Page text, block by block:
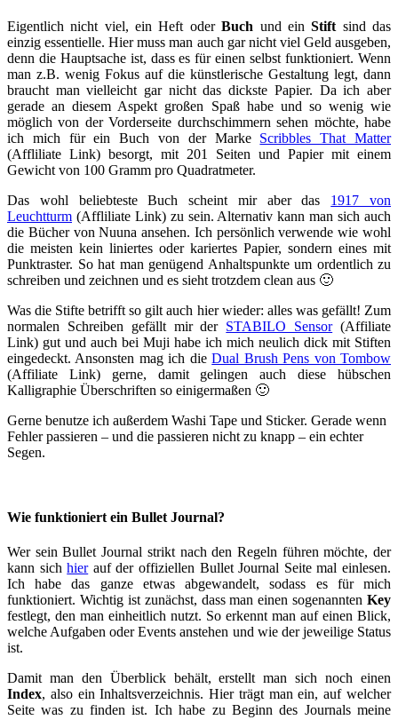
Eigentlich nicht viel, ein Heft oderBuch und einStift sind das
einzig essentielle. Hier muss man auch gar nicht viel Geld ausgeben,
denn die Hauptsache ist, dass es für einen selbst funktioniert. Wenn
man z.B. wenig Fokus auf die künstlerische Gestaltung legt, dann
braucht man vielleicht gar nicht das dickste Papier. Da ich aber
gerade an diesem Aspekt großen Spaß habe und so wenig wie
möglich von der Vorderseite durchschimmern sehen möchte, habe
ich mich für ein Buch von der Marke Scribbles That Matter
(Affliliate Link) besorgt, mit 201 Seiten und Papier mit einem
Gewicht von 100 Gramm pro Quadratmeter.
Das wohl beliebteste Buch scheint mir aber das 1917 von
Leuchtturm (Affliliate Link) zu sein. Alternativ kann man sich auch
die Bücher von Nuuna ansehen. Ich persönlich verwende wie wohl
die meisten kein liniertes oder kariertes Papier, sondern eines mit
Punktraster. So hat man genügend Anhaltspunkte um ordentlich zu
schreiben und zeichnen und es sieht trotzdem clean aus 🙂
Was die Stifte betrifft so gilt auch hier wieder: alles was gefällt! Zum
normalen Schreiben gefällt mir der STABILO Sensor(Affiliate
Link) gut und auch bei Muji habe ich mich neulich dick mit Stiften
eingedeckt. Ansonsten mag ich dieDual Brush Pens von Tombow
(Affiliate Link) gerne, damit gelingen auch diese hübschen
Kalligraphie Überschriften so einigermaßen 🙂
Gerne benutze ich außerdem Washi Tape und Sticker. Gerade wenn
Fehler passieren – und die passieren nicht zu knapp – ein echter
Segen.
Wie funktioniert ein Bullet Journal?
Wer sein Bullet Journal strikt nach den Regeln führen möchte, der
kann sichhierauf der offiziellen Bullet Journal Seite mal einlesen.
Ich habe das ganze etwas abgewandelt, sodass es für mich
funktioniert. Wichtig ist zunächst, dass man einen sogenannten Key
festlegt, den man einheitlich nutzt. So erkennt man auf einen Blick,
welche Aufgaben oder Events anstehen und wie der jeweilige Status
ist.
Damit man den Überblick behält, erstellt man sich noch einen
Index, also ein Inhaltsverzeichnis. Hier trägt man ein, auf welcher
Seite was zu finden ist. Ich habe zu Beginn des Journals meine